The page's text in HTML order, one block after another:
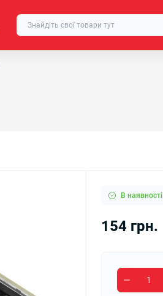
В наявності
154 грн.